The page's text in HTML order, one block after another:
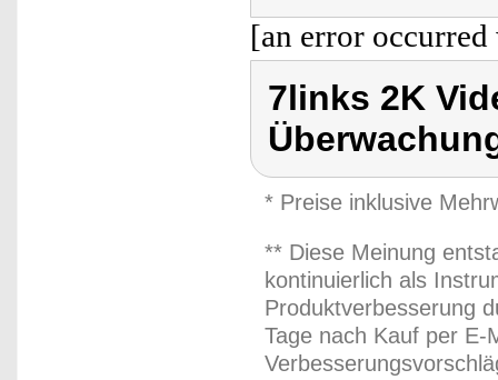
[an error
7links 2K
* Preise inklusive
** Diese Meinung
kontinuierlich als
Produktverbesserung
Tage nach Kauf per E-